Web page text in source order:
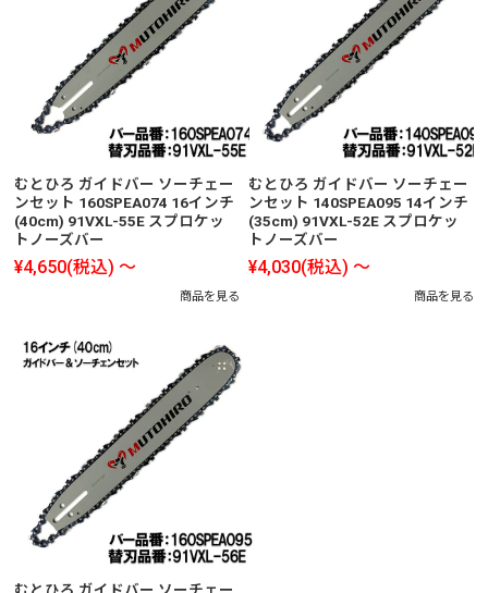
むとひろ ガイドバー ソーチェー
ンセット 160SPEA074 16インチ
(40cm) 91VXL-55E スプロケッ
トノーズバー
¥4,650(税込) ～
商品を見る
むとひろ ガイドバー ソーチェー
ンセット 140SPEA095 14インチ
(35cm) 91VXL-52E スプロケッ
トノーズバー
¥4,030(税込) ～
商品を見る